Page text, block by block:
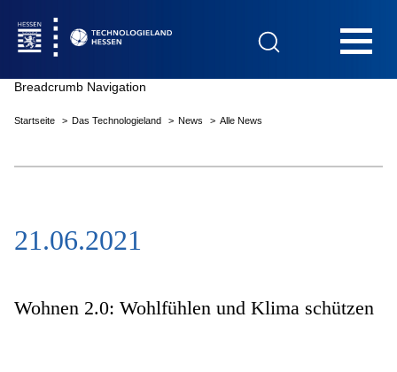
Das Technologieland
Innovationsfelder
Breadcrumb Navigation
Startseite Das Technologieland News Alle News
21.06.2021
Wohnen 2.0: Wohlfühlen und Klima schützen